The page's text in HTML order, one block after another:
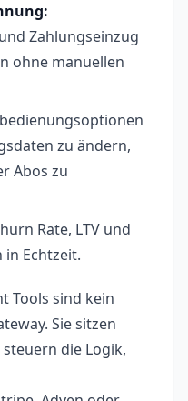
Zahlungseinzug
ohne manuellen
zu ändern,
Abos zu
Rate, LTV und
in Echtzeit.
Tools sind kein
Sie sitzen
die Logik,